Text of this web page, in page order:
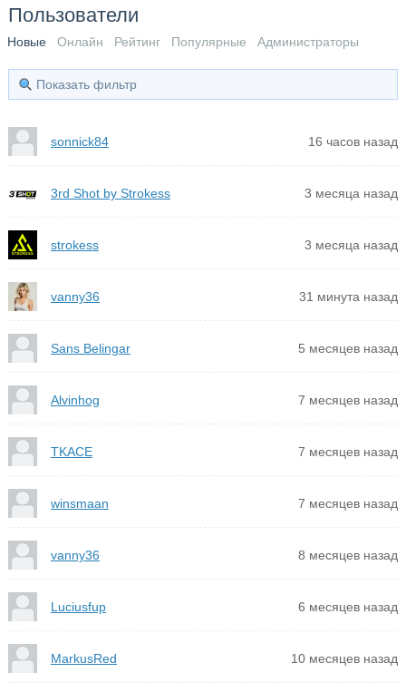
Пользователи
Новые Онлайн Рейтинг Популярные Администраторы
Показать фильтр
sonnick84 16 часов назад
3rd Shot by Strokess 3 месяца назад
strokess 3 месяца назад
vanny36 31 минута назад
Sans Belingar 5 месяцев назад
Alvinhog 7 месяцев назад
TKACE 7 месяцев назад
winsmaan 7 месяцев назад
vanny36 8 месяцев назад
Luciusfup 6 месяцев назад
MarkusRed 10 месяцев назад